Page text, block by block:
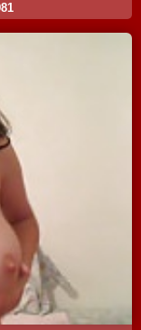
7981